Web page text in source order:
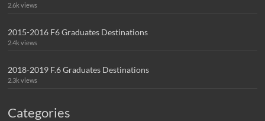
2.6k views
2015-2016 F6 Graduates Destinations
2.4k views
2018-2019 F.6 Graduates Destinations
2.3k views
Categories